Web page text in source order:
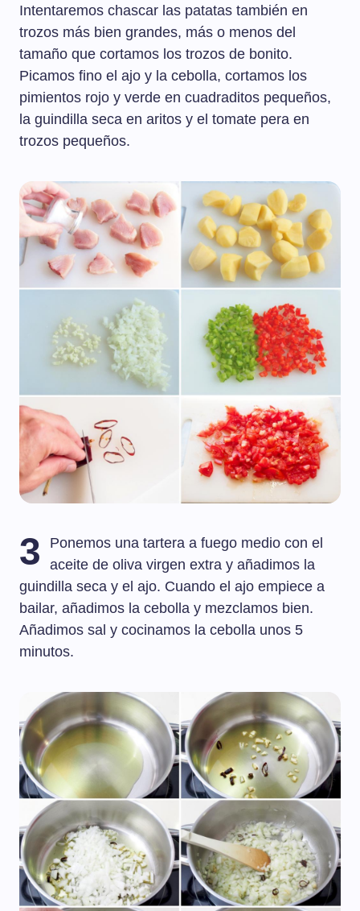
Intentaremos chascar las patatas también en
trozos más bien grandes, más o menos del
tamaño que cortamos los trozos de bonito.
Picamos fino el ajo y la cebolla, cortamos los
pimientos rojo y verde en cuadraditos pequeños,
la guindilla seca en aritos y el tomate pera en
trozos pequeños.
3
Ponemos una tartera a fuego medio con el
aceite de oliva virgen extra y añadimos la
guindilla seca y el ajo. Cuando el ajo empiece a
bailar, añadimos la cebolla y mezclamos bien.
Añadimos sal y cocinamos la cebolla unos 5
minutos.